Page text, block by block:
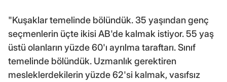
"Kuşaklar temelinde bölündük. 35 yaşından genç
seçmenlerin üçte ikisi AB'de kalmak istiyor. 55 yaş
üstü olanların yüzde 60'ı ayrılma taraftarı. Sınıf
temelinde bölündük. Uzmanlık gerektiren
mesleklerdekilerin yüzde 62'si kalmak, vasıfsız